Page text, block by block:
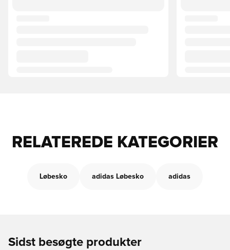
RELATEREDE KATEGORIER
Løbesko adidas Løbesko adidas
Sidst besøgte produkter